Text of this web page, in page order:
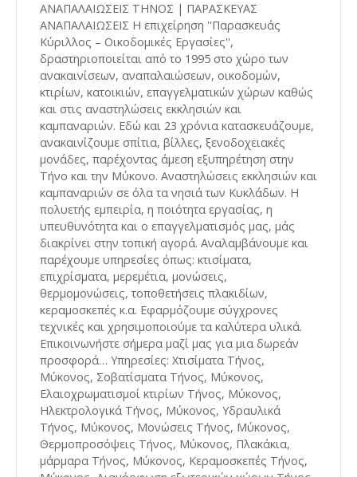
ΑΝΑΠΑΛΑΙΩΣΕΙΣ ΤΗΝΟΣ | ΠΑΡΑΣΚΕΥΑΣ
ΑΝΑΠΑΛΑΙΩΣΕΙΣ Η επιχείρηση ''Παρασκευάς
Κύριλλος – Οικοδομικές Εργασίες'',
δραστηριοποιείται από το 1995 στο χώρο των
ανακαινίσεων, αναπαλαιώσεων, οικοδομών,
κτιρίων, κατοικιών, επαγγελματικών χώρων καθώς
και στις αναστηλώσεις εκκλησιών και
καμπαναριών. Εδώ και 23 χρόνια κατασκευάζουμε,
ανακαινίζουμε σπίτια, βίλλες, ξενοδοχειακές
μονάδες, παρέχοντας άμεση εξυπηρέτηση στην
Τήνο και την Μύκονο. Αναστηλώσεις εκκλησιών και
καμπαναριών σε όλα τα νησιά των Κυκλάδων. Η
πολυετής εμπειρία, η ποιότητα εργασίας, η
υπευθυνότητα και ο επαγγελματισμός μας, μάς
διακρίνει στην τοπική αγορά. Αναλαμβάνουμε και
παρέχουμε υπηρεσίες όπως: κτισίματα,
επιχρίσματα, μερεμέτια, μονώσεις,
θερμομονώσεις, τοποθετήσεις πλακιδίων,
κεραμοσκεπές κ.α. Εφαρμόζουμε σύγχρονες
τεχνικές και χρησιμοποιούμε τα καλύτερα υλικά.
Επικοινωνήστε σήμερα μαζί μας για μια δωρεάν
προσφορά… Υπηρεσίες: Χτισίματα Τήνος,
Μύκονος, Σοβατίσματα Τήνος, Μύκονος,
Ελαιοχρωματισμοί κτιρίων Τήνος, Μύκονος,
Ηλεκτρολογικά Τήνος, Μύκονος, Υδραυλικά
Τήνος, Μύκονος, Μονώσεις Τήνος, Μύκονος,
Θερμοπροσόψεις Τήνος, Μύκονος, Πλακάκια,
μάρμαρα Τήνος, Μύκονος, Κεραμοσκεπές Τήνος,